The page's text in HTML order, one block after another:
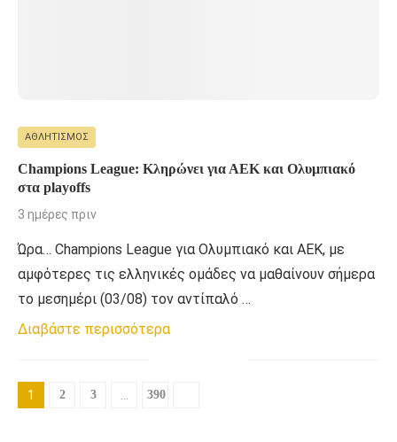
ΑΘΛΗΤΙΣΜΌΣ
Champions League: Κληρώνει για ΑΕΚ και Ολυμπιακό
στα playoffs
3 ημέρες πριν
Ώρα… Champions League για Ολυμπιακό και ΑΕΚ, με
αμφότερες τις ελληνικές ομάδες να μαθαίνουν σήμερα
το μεσημέρι (03/08) τον αντίπαλό …
Διαβάστε περισσότερα
1 2 3 390